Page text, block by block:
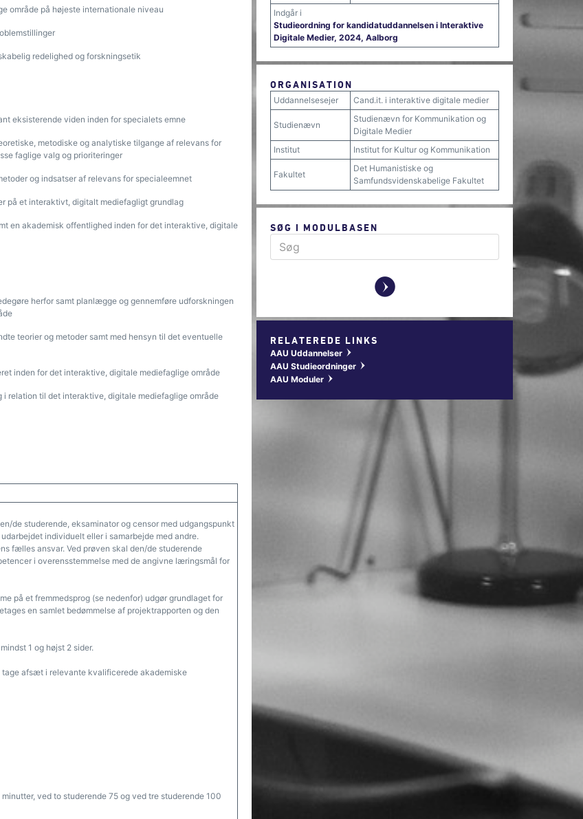
område på højeste internationale niveau
redelighed og forskningsetik
eksisterende viden inden for specialets emne
metodiske og analytiske tilgange af relevans for
faglige valg og prioriteringer
og indsatser af relevans for specialeemnet
på et interaktivt, digitalt mediefagligt grundlag
en akademisk offentlighed inden for det interaktive, digitale
herfor samt planlægge og gennemføre udforskningen
teorier og metoder samt med hensyn til det eventuelle
inden for det interaktive, digitale mediefaglige område
til det interaktive, digitale mediefaglige område
de studerende, eksaminator og censor med udgangspunkt
individuelt eller i samarbejde med andre.
fælles ansvar. Ved prøven skal den/de studerende
i overensstemmelse med de angivne læringsmål for
på et fremmedsprog (se nedenfor) udgør grundlaget for
en samlet bedømmelse af projektrapporten og den
1 og højst 2 sider.
afsæt i relevante kvalificerede akademiske
ved to studerende 75 og ved tre studerende 100
Indgår i
Studieordning for kandidatuddannelsen i Interaktive
Digitale Medier, 2024, Aalborg
ORGANISATION
Uddannelsesejer Cand.it. i interaktive digitale medier
Studienævn
Studienævn for Kommunikation og
Digitale Medier
Institut
Institut for Kultur og Kommunikation
Fakultet
Det Humanistiske og
Samfundsvidenskabelige Fakultet
SØG I MODULBASEN
y
RELATEREDE LINKS
AAU Uddannelser w
AAU Studieordninger w
AAU Moduler w